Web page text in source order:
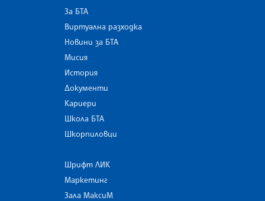
За БТА
Виртуална разходка
Новини за БТА
Мисия
История
Документи
Кариери
Школа БТА
Шкорпиловци
Шрифт ЛИК
Маркетинг
Зала МаксиМ